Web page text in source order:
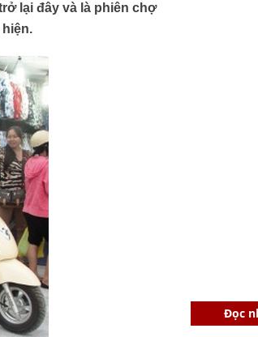
lại đây và là phiên chợ
Đọc